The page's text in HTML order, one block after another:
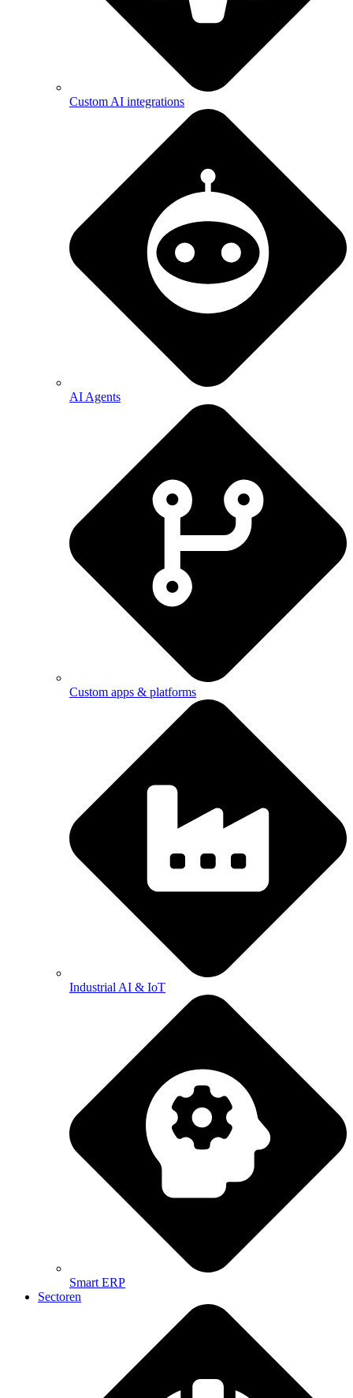
Custom AI integrations
AI Agents
Custom apps & platforms
Industrial AI & IoT
Smart ERP
Sectoren